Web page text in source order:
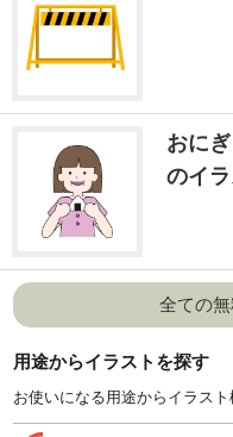
おに
のイ
全ての
用途からイラストを探す
お使いになる用途からイラスト